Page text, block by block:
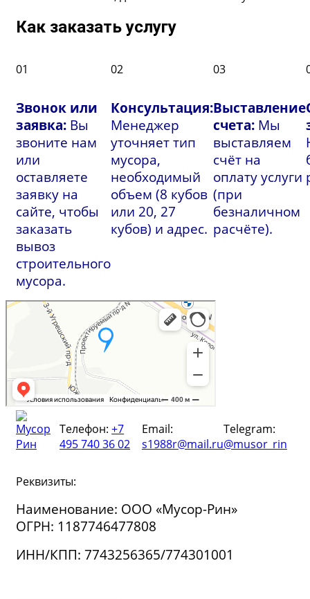
Как заказать услугу
01
Звонок или
заявка: Вы
звоните нам
или
оставляете
заявку на
сайте, чтобы
заказать
вывоз
строительного
мусора.
02
Консультация:
Менеджер
уточняет тип
мусора,
необходимый
объем (8 кубов
или 20, 27
кубов) и адрес.
03
Выставление
счета: Мы
выставляем
счёт на
оплату услуги
(при
безналичном
расчёте).
Телефон:+7
495 740 36 02
Email:
s1988r@mail.ru
Telegram:
@musor_rin
Реквизиты:
Наименование: ООО «Мусор-Рин»
ОГРН: 1187746477808
ИНН/КПП: 7743256365/774301001